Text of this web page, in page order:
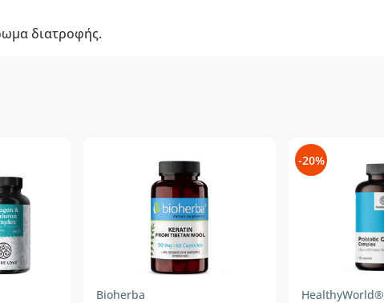
διατροφής.
Bioherba
-20%
HealthyWorld®